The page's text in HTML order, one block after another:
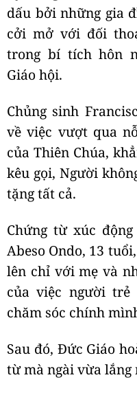
dấu bởi những gia
cởi mở với đối
trong bí tích hôn
Giáo hội.
Chủng sinh
về việc vượt qua
của Thiên Chúa,
kêu gọi, Người
tặng tất cả.
Chứng từ xúc
Abeso Ondo, 13
lên chỉ với mẹ và
của việc người
chăm sóc chính
Sau đó, Đức Giáo
từ mà ngài vừa lắng